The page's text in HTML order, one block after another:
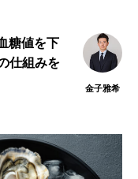
糖値を下
仕組みを
金子雅希